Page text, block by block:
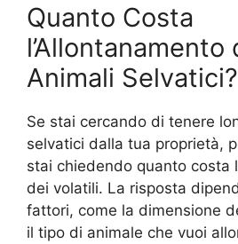
Quanto Costa
l’Allontanamento
Animali Selvatici?
Se stai cercando di tenere
selvatici dalla tua proprietà,
stai chiedendo quanto costa
dei volatili. La risposta
fattori, come la dimensione
il tipo di animale che vuoi